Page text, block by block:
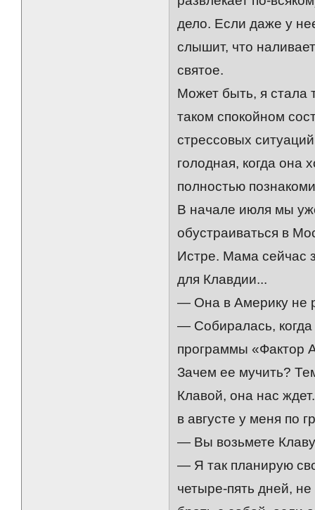
дело. Если даже у
слышит, что
святое.
Может быть, я стала
таком спокойном
стрессовых
голодная, когда она
полностью
В начале июля мы
обустраиваться в
Истре. Мама сейчас
для Клавдии...
— Она в Америку не
— Собиралась,
программы «Фактор
Зачем ее мучить?
Клавой, она нас
в августе у меня по
— Вы возьмете
— Я так планирую
четыре-пять дней,